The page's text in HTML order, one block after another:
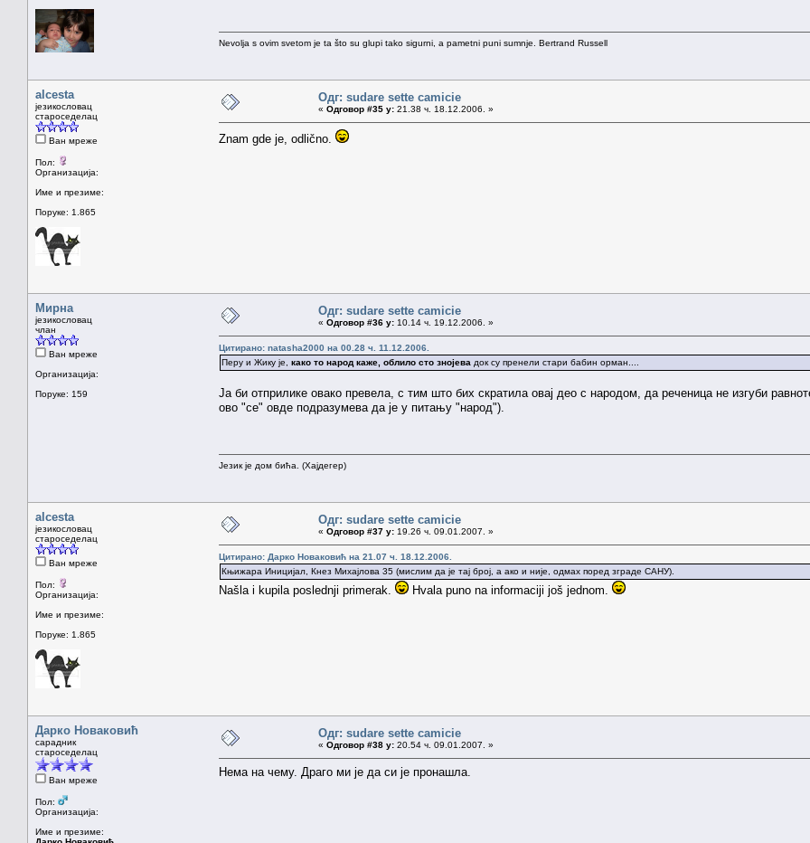
Nevolja s ovim svetom je ta što su glupi tako sigurni, a pametni puni sumnje. Bertrand Russell
alcesta
језикословац
староседелац
Ван мреже
Пол:
Организација:
Име и презиме:
Поруке: 1.865
Одг: sudare sette camicie
« Одговор #35 у: 21.38 ч. 18.12.2006. »
Znam gde je, odlično.
Мирна
језикословац
члан
Ван мреже
Организација:
Поруке: 159
Одг: sudare sette camicie
« Одговор #36 у: 10.14 ч. 19.12.2006. »
Цитирано: natasha2000 на 00.28 ч. 11.12.2006.
Перу и Жику је, како то народ каже, облило сто знојева док су пренели стари бабин орман....
Ја би отприлике овако превела, с тим што бих скратила овај део с народом, да реченица не изгуби
ово "се" овде подразумева да је у питању "народ").
Језик је дом бића. (Хајдегер)
alcesta
језикословац
староседелац
Ван мреже
Пол:
Организација:
Име и презиме:
Поруке: 1.865
Одг: sudare sette camicie
« Одговор #37 у: 19.26 ч. 09.01.2007. »
Цитирано: Дарко Новаковић на 21.07 ч. 18.12.2006.
Књижара Иницијал, Кнез Михајлова 35 (мислим да је тај број, а ако и није, одмах поред зграде САНУ).
Našla i kupila poslednji primerak. Hvala puno na informaciji još jednom.
Дарко Новаковић
сарадник
староседелац
Ван мреже
Пол:
Организација:
Име и презиме:
Одг: sudare sette camicie
« Одговор #38 у: 20.54 ч. 09.01.2007. »
Нема на чему. Драго ми је да си је пронашла.